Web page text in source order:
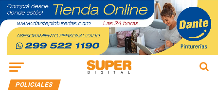
POLICIALES